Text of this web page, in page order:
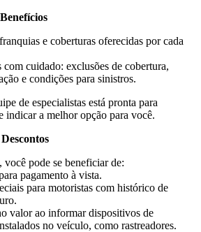
e coberturas oferecidas por cada
com cuidado: exclusões de cobertura,
e condições para sinistros.
de especialistas está pronta para
indicar a melhor opção para você.
pode se beneficiar de:
pagamento à vista.
para motoristas com histórico de
valor ao informar dispositivos de
no veículo, como rastreadores.